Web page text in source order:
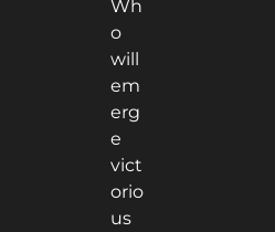
Wh
o
will
em
erg
e
vict
orio
us